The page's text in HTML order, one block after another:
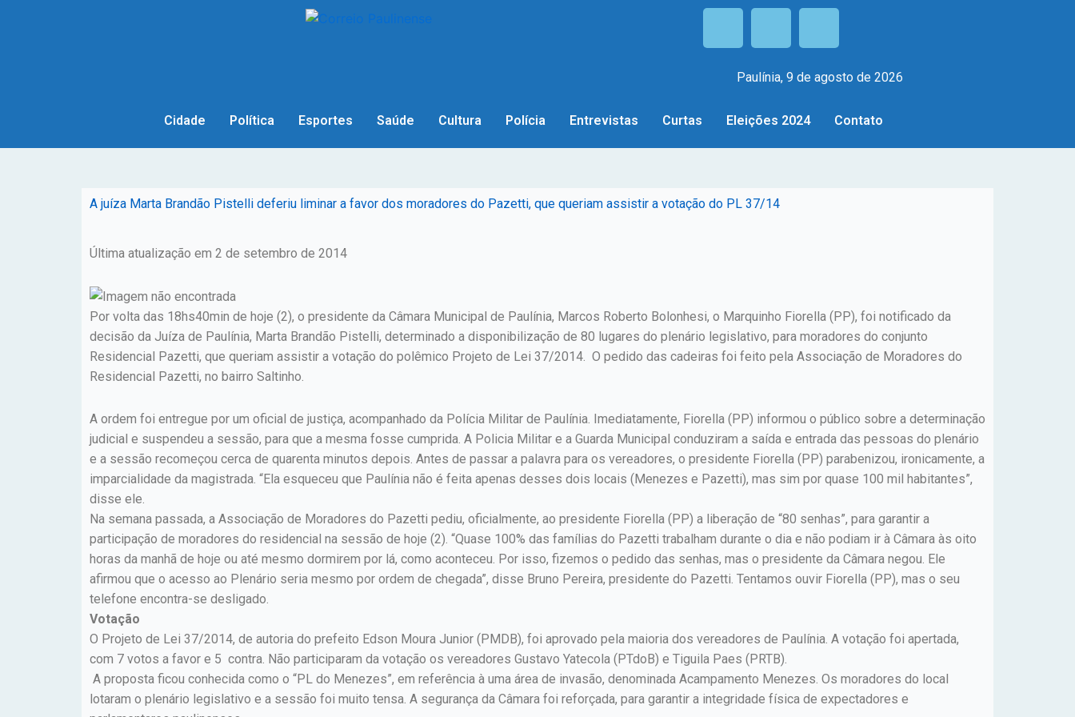
Paulínia, 9 de agosto de 2026
Cidade Política Esportes Saúde Cultura Polícia Entrevistas Curtas Eleições 2024 Contato
A juíza Marta Brandão Pistelli deferiu liminar a favor dos moradores do Pazetti, que queriam assistir a votação do PL 37/14
Última atualização em 2 de setembro de 2014
Por volta das 18hs40min de hoje (2), o presidente da Câmara Municipal de Paulínia, Marcos Roberto Bolonhesi, o Marquinho Fiorella (PP), foi notificado da
decisão da Juíza de Paulínia, Marta Brandão Pistelli, determinado a disponibilização de 80 lugares do plenário legislativo, para moradores do conjunto
Residencial Pazetti, que queriam assistir a votação do polêmico Projeto de Lei 37/2014. O pedido das cadeiras foi feito pela Associação de Moradores do
Residencial Pazetti, no bairro Saltinho.
A ordem foi entregue por um oficial de justiça, acompanhado da Polícia Militar de Paulínia. Imediatamente, Fiorella (PP) informou o público sobre a determinação
judicial e suspendeu a sessão, para que a mesma fosse cumprida. A Policia Militar e a Guarda Municipal conduziram a saída e entrada das pessoas do plenário
e a sessão recomeçou cerca de quarenta minutos depois. Antes de passar a palavra para os vereadores, o presidente Fiorella (PP) parabenizou, ironicamente, a
imparcialidade da magistrada. “Ela esqueceu que Paulínia não é feita apenas desses dois locais (Menezes e Pazetti), mas sim por quase 100 mil habitantes”,
disse ele.
Na semana passada, a Associação de Moradores do Pazetti pediu, oficialmente, ao presidente Fiorella (PP) a liberação de “80 senhas”, para garantir a
participação de moradores do residencial na sessão de hoje (2). “Quase 100% das famílias do Pazetti trabalham durante o dia e não podiam ir à Câmara às oito
horas da manhã de hoje ou até mesmo dormirem por lá, como aconteceu. Por isso, fizemos o pedido das senhas, mas o presidente da Câmara negou. Ele
afirmou que o acesso ao Plenário seria mesmo por ordem de chegada”, disse Bruno Pereira, presidente do Pazetti. Tentamos ouvir Fiorella (PP), mas o seu
telefone encontra-se desligado.
Votação
O Projeto de Lei 37/2014, de autoria do prefeito Edson Moura Junior (PMDB), foi aprovado pela maioria dos vereadores de Paulínia. A votação foi apertada,
com 7 votos a favor e 5 contra. Não participaram da votação os vereadores Gustavo Yatecola (PTdoB) e Tiguila Paes (PRTB).
A proposta ficou conhecida como o “PL do Menezes”, em referência à uma área de invasão, denominada Acampamento Menezes. Os moradores do local
lotaram o plenário legislativo e a sessão foi muito tensa. A segurança da Câmara foi reforçada, para garantir a integridade física de expectadores e